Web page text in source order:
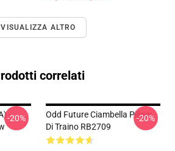
VISUALIZZA ALTRO
correlati
-
-20%
Odd Future Ciambella Pillow
Di Traino RB2709
-20%